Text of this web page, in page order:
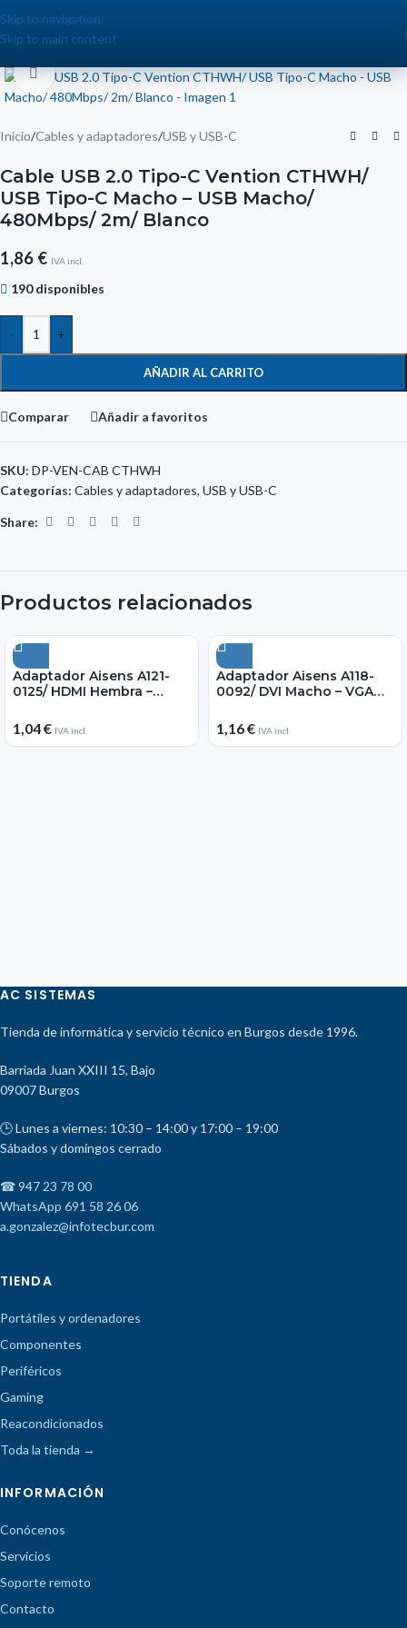
Skip to navigation
Skip to main content
Click to enlarge
Inicio/Cables y adaptadores/USB y USB-C
Cable USB 2.0 Tipo-C Vention CTHWH/
USB Tipo-C Macho – USB Macho/
480Mbps/ 2m/ Blanco
1,86 € IVA incl.
190 disponibles
- +
AÑADIR AL CARRITO
Comparar Añadir a favoritos
SKU: DP-VEN-CAB CTHWH
Categorías: Cables y adaptadores, USB y USB-C
Share:
Productos relacionados
Adaptador Aisens A121-
0125/ HDMI Hembra –
1,04€ IVA incl.
Adaptador Aisens A118-
0092/ DVI Macho – VGA
1,16€ IVA incl.
AC SISTEMAS
Tienda de informática y servicio técnico en Burgos desde 1996.
Barriada Juan XXIII 15, Bajo
09007 Burgos
🕒 Lunes a viernes: 10:30 – 14:00 y 17:00 – 19:00
Sábados y domingos cerrado
☎ 947 23 78 00
WhatsApp 691 58 26 06
a.gonzalez@infotecbur.com
TIENDA
Portátiles y ordenadores
Componentes
Periféricos
Gaming
Reacondicionados
Toda la tienda →
INFORMACIÓN
Conócenos
Servicios
Soporte remoto
Contacto